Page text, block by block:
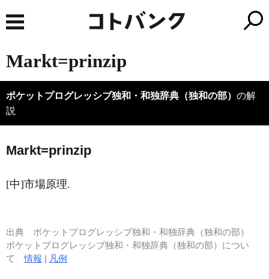
Markt=prinzip
ポケットプログレッシブ独和・和独辞典（独和の部） の解
説
Markt=prinzip
[中]市場原理.
出典 ポケットプログレッシブ独和・和独辞典（独和の部）
ポケットプログレッシブ独和・和独辞典（独和の部）につい
て情報 | 凡例